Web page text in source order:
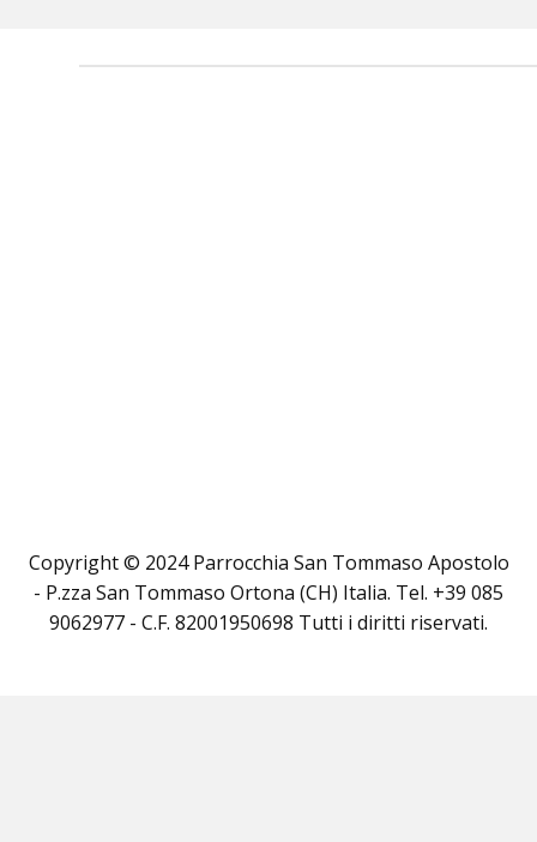
Copyright © 2024 Parrocchia San Tommaso Apostolo
- P.zza San Tommaso Ortona (CH) Italia. Tel. +39 085
9062977 - C.F. 82001950698 Tutti i diritti riservati.